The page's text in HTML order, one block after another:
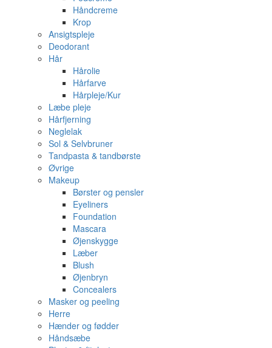
Håndcreme
Krop
Ansigtspleje
Deodorant
Hår
Hårolie
Hårfarve
Hårpleje/Kur
Læbe pleje
Hårfjerning
Neglelak
Sol & Selvbruner
Tandpasta & tandbørste
Øvrige
Makeup
Børster og pensler
Eyeliners
Foundation
Mascara
Øjenskygge
Læber
Blush
Øjenbryn
Concealers
Masker og peeling
Herre
Hænder og fødder
Håndsæbe